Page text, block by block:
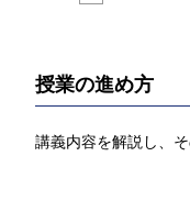
授業の進め方
講義内容を解説し、